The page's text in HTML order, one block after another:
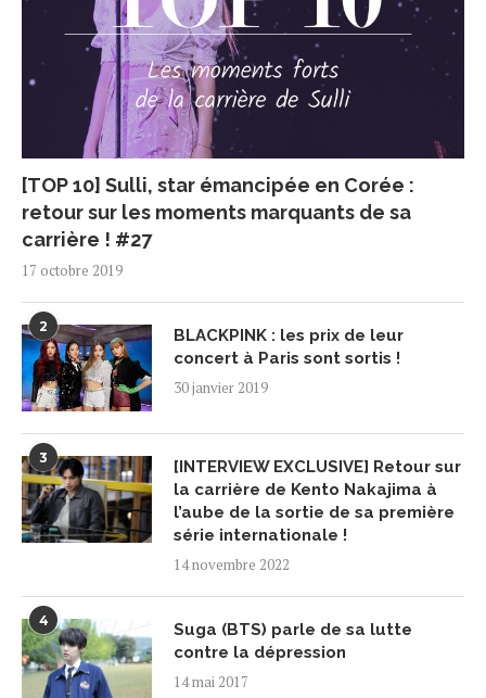
[TOP 10] Sulli, star émancipée en Corée :
retour sur les moments marquants de sa
carrière ! #27
17 octobre 2019
2
BLACKPINK : les prix de leur
concert à Paris sont sortis !
30 janvier 2019
3
[INTERVIEW EXCLUSIVE] Retour sur
la carrière de Kento Nakajima à
l’aube de la sortie de sa première
série internationale !
14 novembre 2022
4
Suga (BTS) parle de sa lutte
contre la dépression
14 mai 2017